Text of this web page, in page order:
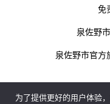
免
泉佐野
泉佐野市官方
为了提供更好的用户体验